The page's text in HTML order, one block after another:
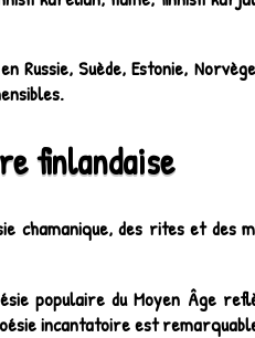
Suède, Estonie,
finlandaise
chamanique, des rites et des
populaire du Moyen Âge
incantatoire est